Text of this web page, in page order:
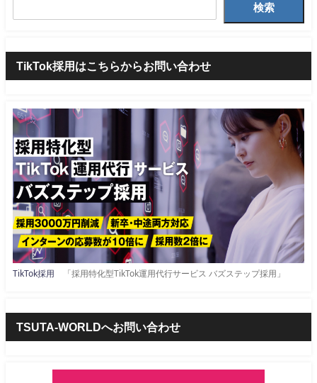
検索
TikTok採用はこちらからお問い合わせ
TikTok採用 「採用特化型TikTok運用代行サービス バズステップ採用」
TSUTA-WORLDへお問い合わせ